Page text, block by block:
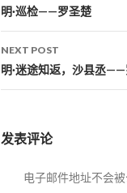
Post
明·巡检——罗圣楚
NEXT POST
明·迷途知返，沙县丞
发表评论
电子邮件地址不会被